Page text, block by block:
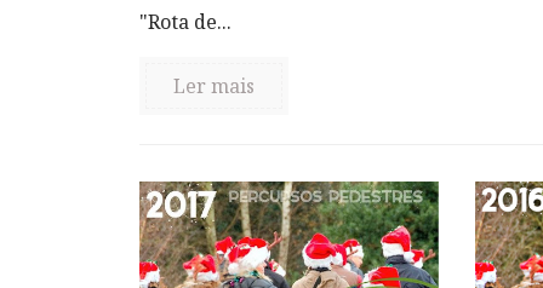
"Rota de...
Ler mais